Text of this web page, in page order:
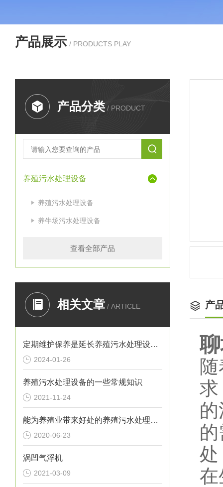
产品展示 / PRODUCTS PLAY
产品分类 / PRODUCT
养殖污水处理设备
养殖污水处理设备
养牛场污水处理设备
查看全部产品
相关文章 / ARTICLE
定期维护保养是延长养殖污水处理设备寿命的关键
2024-01-26
养殖污水处理设备的一些常规知识
2021-11-24
能为养殖业带来好处的养殖污水处理设备不要忘记保养它
2020-06-23
涡凹气浮机
2021-03-09
产
求
处
在